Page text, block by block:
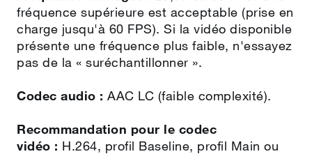
fréquence supérieure est acceptable (prise en
charge jusqu'à 60 FPS). Si la vidéo disponible
présente une fréquence plus faible, n'essayez
pas de la « suréchantillonner ».
Codec audio : AAC LC (faible complexité).
Recommandation pour le codec
vidéo : H.264, profil Baseline, profil Main ou